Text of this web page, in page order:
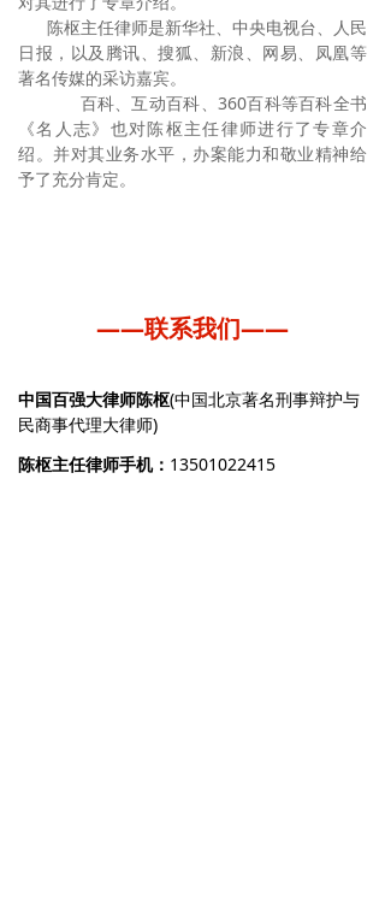
陈枢主任律师是新华社、中央电视台、人民
日报，以及腾讯、搜狐、新浪、网易、凤凰等
著名传媒的采访嘉宾。
百科、互动百科、360百科等百科全书
《名人志》也对陈枢主任律师进行了专章介
绍。并对其业务水平，办案能力和敬业精神给
予了充分肯定。
中国百强大律师陈枢(中国北京著名刑事辩护与
民商事代理大律师)
陈枢主任律师手机： 13501022415
——联系我们——